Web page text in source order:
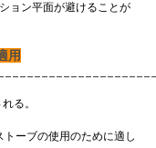
ョン平面が避けることが
用
る。
ーブの使用のために適し